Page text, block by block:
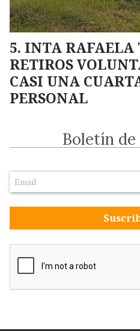
INTA RAFAELA
RETIROS
CASI UNA
PERSONAL
Boletín